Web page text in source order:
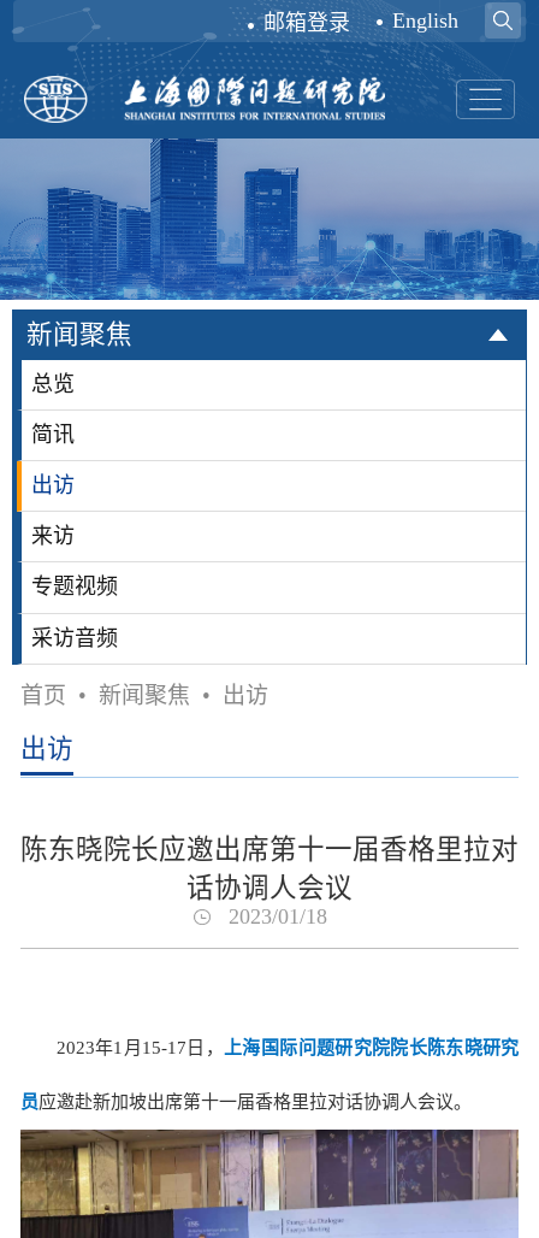
邮箱登录 English
新闻聚焦
总览
简讯
出访
来访
专题视频
采访音频
首页 • 新闻聚焦 • 出访
出访
陈东晓院长应邀出席第十一届香格里拉对
话协调人会议
2023/01/18
2023年1月15-17日， 上海国际问题研究院院长陈东晓研究
员应邀赴新加坡出席第十一届香格里拉对话协调人会议。